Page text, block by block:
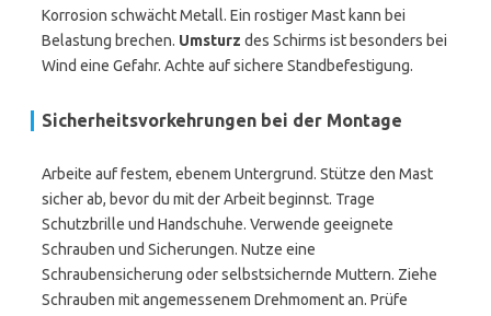
Korrosion schwächt Metall. Ein rostiger Mast kann bei
Belastung brechen. Umsturz des Schirms ist besonders bei
Wind eine Gefahr. Achte auf sichere Standbefestigung.
Sicherheitsvorkehrungen bei der Montage
Arbeite auf festem, ebenem Untergrund. Stütze den Mast
sicher ab, bevor du mit der Arbeit beginnst. Trage
Schutzbrille und Handschuhe. Verwende geeignete
Schrauben und Sicherungen. Nutze eine
Schraubensicherung oder selbstsichernde Muttern. Ziehe
Schrauben mit angemessenem Drehmoment an. Prüfe